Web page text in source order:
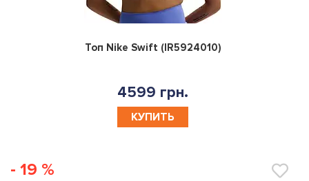
0
Топ Nike Swift (IR5924010)
4599 грн.
КУПИТЬ
- 19 %